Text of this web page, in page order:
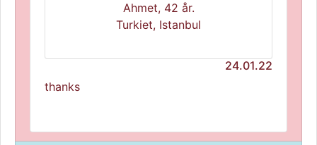
Ahmet, 42 år.
Turkiet, Istanbul
24.01.22
thanks